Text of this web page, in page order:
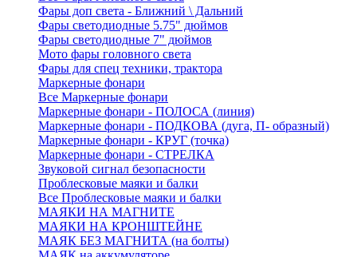
Фары доп света - Ближний \ Дальний
Фары светодиодные 5.75" дюймов
Фары светодиодные 7" дюймов
Мото фары головного света
Фары для спец техники, трактора
Маркерные фонари
Все Маркерные фонари
Маркерные фонари - ПОЛОСА (линия)
Маркерные фонари - ПОДКОВА (дуга, П- образный)
Маркерные фонари - КРУГ (точка)
Маркерные фонари - СТРЕЛКА
Звуковой сигнал безопасности
Проблесковые маяки и балки
Все Проблесковые маяки и балки
МАЯКИ НА МАГНИТЕ
МАЯКИ НА КРОНШТЕЙНЕ
МАЯК БЕЗ МАГНИТА (на болты)